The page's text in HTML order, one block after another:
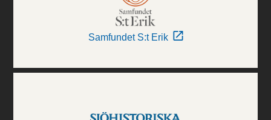
Samfundet S:t Erik